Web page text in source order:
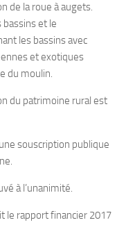
de la roue à augets.
bassins et le
les bassins avec
et exotiques
du moulin.
du patrimoine rural est
souscription publique
à l’unanimité.
le rapport financier 2017